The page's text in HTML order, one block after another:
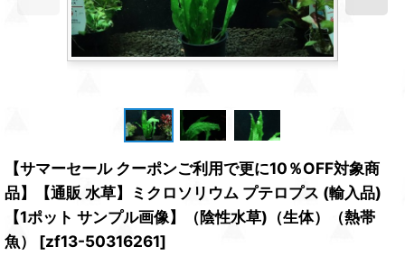
【サマーセール クーポンご利用で更に10％OFF対象商
品】【通販 水草】ミクロソリウム プテロプス (輸入品)
【1ポット サンプル画像】（陰性水草)（生体）（熱帯
魚）
[zf13-50316261]